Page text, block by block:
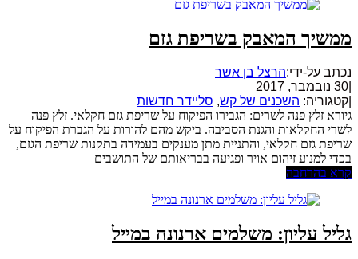
ממשיך המאבק בשריפת גזם
נכתב על-ידי:הרצל בן אשר
30 נובמבר, 2017
קטגוריה: השכנים של קש, סליידר חדשות
גיורא זלץ פנה לשרים: הגבירו הפיקוח על שריפת גזם חקלאי. זלץ פנה
לשרי החקלאות והגנת הסביבה. ביקש מהם להורות על הגברת הפיקוח על
שריפת גזם חקלאי, והתניית מתן מענקים בעמידה בתקנות שריפת הגזם,
בכדי למנוע זיהום אויר ופגיעה בבריאותם של התושבים
קרא בהרחבה
גליל עליון: משלמים ארנונה במייל